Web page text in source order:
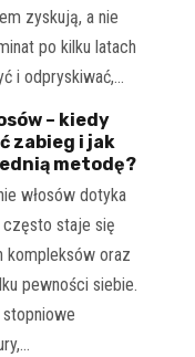
zyskują, a nie
po kilku latach
i odpryskiwać,…
– kiedy
zabieg i jak
metodę?
włosów dotyka
staje się
kompleksów oraz
pewności siebie.